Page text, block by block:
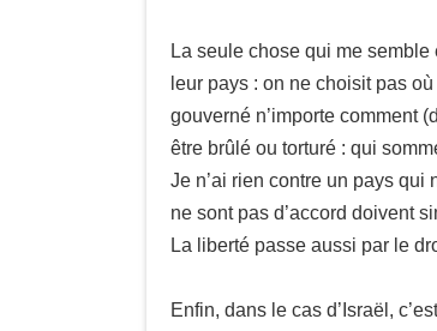
La seule chose qui me semble
leur pays : on ne choisit pas
gouverné n’importe comment
être brûlé ou torturé : qui
Je n’ai rien contre un pays qui
ne sont pas d’accord doivent
La liberté passe aussi par le
Enfin, dans le cas d’Israël,